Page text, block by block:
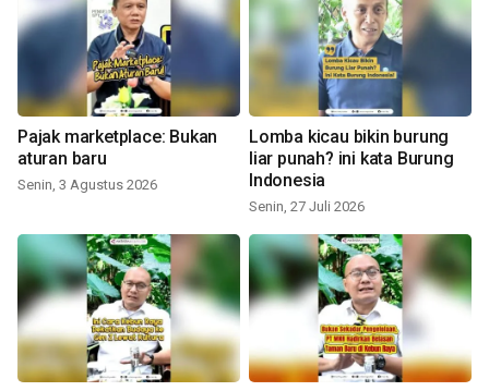
Pajak marketplace: Bukan
aturan baru
Senin, 3 Agustus 2026
Lomba kicau bikin burung
liar punah? ini kata Burung
Indonesia
Senin, 27 Juli 2026